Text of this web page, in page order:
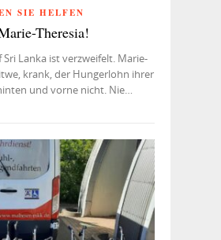
SIE HELFEN
Theresia!
Sri Lanka ist verzweifelt. Marie-
krank, der Hungerlohn ihrer
und vorne nicht. Nie…